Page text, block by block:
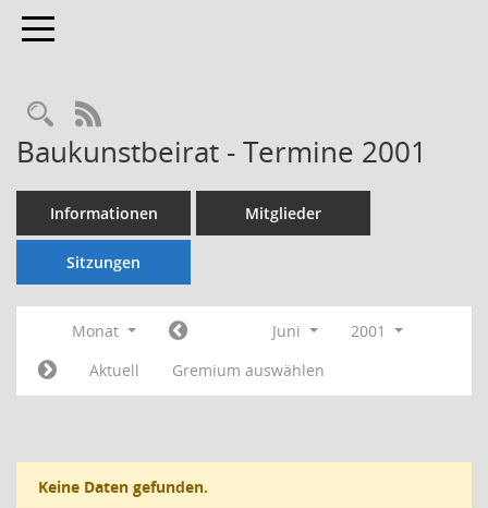
Toggle navigation
Rechercheauswahl
RSS-Feed
Baukunstbeirat - Termine 2001
Informationen Mitglieder
Sitzungen
Monat Juni
2001
Aktuell
Gremium auswählen
Keine Daten gefunden.